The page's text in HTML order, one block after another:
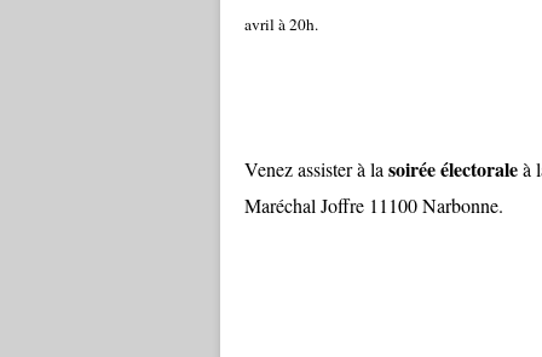
avril à 20h.
Venez assister à la soirée électoraleà
Maréchal Joffre 11100 Narbonne.